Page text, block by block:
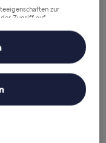
Preis
146 €
inkl. Steuern & Gebühren
16. Aug.–17. Aug.
zur
Zugriff auf
von Inhalten,
von